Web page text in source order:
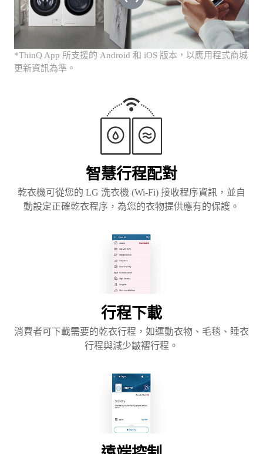
*ThinQ App 所支援的 Android 和 iOS 版本，以應用程式商城
更新資訊為準。
智慧行程配對
乾衣機可從您的 LG 洗衣機 (Wi-Fi) 接收程序資訊，並自
動設定正確乾衣程序，為您的衣物提供應有的保護。
行程下載
消費者可下載需要的乾衣行程，如運動衣物、毛毯、睡衣
行程與減少皺褶行程。
遠端控制